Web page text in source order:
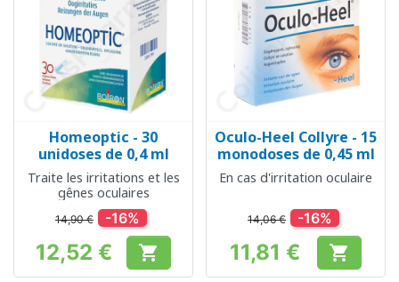
Homeoptic - 30
unidoses de 0,4 ml
Traite les irritations et les
gênes oculaires
14,90 € -16%
Prix
12,52 € 
Oculo-Heel Collyre - 15
monodoses de 0,45 ml
En cas d'irritation oculaire
14,06 € -16%
Prix
11,81 € 